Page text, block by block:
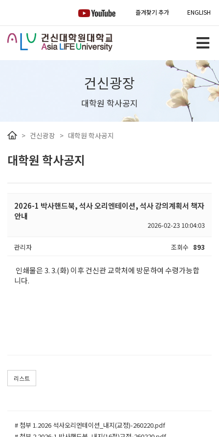
즐겨찾기 추가 ENGLISH
건신광장
대학원 학사공지
> 건신광장 > 대학원 학사공지
대학원 학사공지
2026-1 박사핸드북, 석사 오리엔테이션, 석사 강의계획서 책자
안내
2026-02-23 10:04:03
관리자 조회수 893
인쇄물은 3. 3.(화) 이후 건신관 교학처에 방문하여 수령가능합
니다.
리스트
# 첨부 1.2026 석사오리엔테이션_내지(교정)-260220.pdf